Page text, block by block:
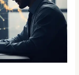
הפסדים
במסחר
להתפרק